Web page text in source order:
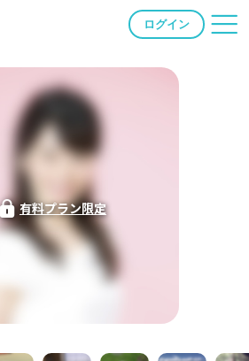
ログイン
有料プラン限定